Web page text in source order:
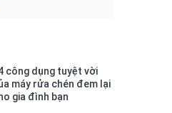
công dụng tuyệt vời
máy rửa chén đem lại
gia đình bạn